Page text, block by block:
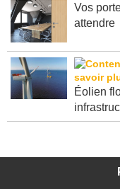
Vos
attendre
Éolien